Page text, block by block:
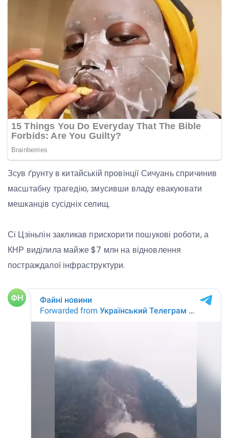
Зсув ґрунту в китайській провінції Сичуань спричинив
масштабну трагедію, змусивши владу евакуювати
мешканців сусідніх селищ.
Сі Цзіньпін закликав прискорити пошукові роботи, а
КНР виділила майже $7 млн на відновлення
постраждалої інфраструктури.